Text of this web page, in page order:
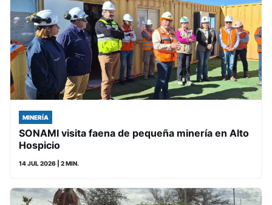
MINERÍA
SONAMI visita faena de pequeña minería en Alto
Hospicio
14 JUL 2026 | 2 MIN.